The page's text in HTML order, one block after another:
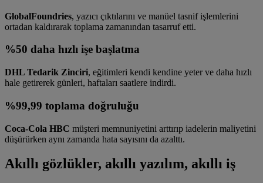
GlobalFoundries, yazıcı çıktılarını ve manüel tasnif işlemlerini
ortadan kaldırarak toplama zamanından tasarruf etti.
%50 daha hızlı işe başlatma
DHL Tedarik Zinciri, eğitimleri kendi kendine yeter ve daha hızlı
hale getirerek günleri, haftaları saatlere indirdi.
%99,99 toplama doğruluğu
Coca-Cola HBC müşteri memnuniyetini arttırıp iadelerin maliyetini
düşürürken aynı zamanda hata sayısını da azalttı.
Akıllı gözlükler, akıllı yazılım, akıllı iş